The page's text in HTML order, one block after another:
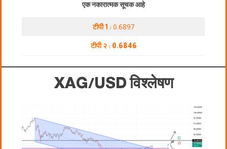
एक नकारात्मक सूचक आहे
टीपी 1 : 0.6897
टीपी २ : 0.6846
XAG/USDविश्लेषण